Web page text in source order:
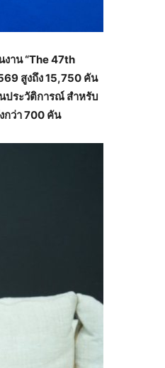
าน “The 47th
สูงถึง15,750 คัน
ประวัติการณ์ สำหรับ
กว่า 700 คัน